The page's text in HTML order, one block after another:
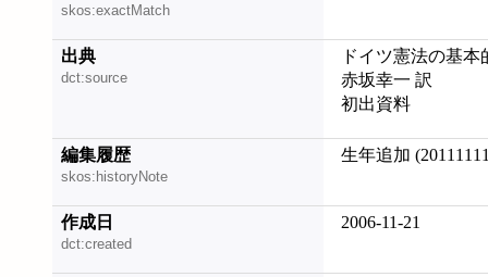
skos:exactMatch
出典
dct:source
ドイツ憲法の基
赤坂幸一 訳
初出資料
編集履歴
skos:historyNote
生年追加
作成日
dct:created
2006-11-21